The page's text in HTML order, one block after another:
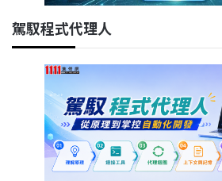
駕馭程式代理人